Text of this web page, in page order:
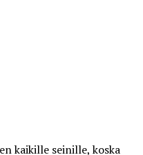
kaikille seinille, koska